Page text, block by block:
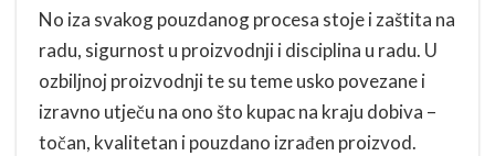
No iza svakog pouzdanog procesa stoje i zaštita na
radu, sigurnost u proizvodnji i disciplina u radu. U
ozbiljnoj proizvodnji te su teme usko povezane i
izravno utječu na ono što kupac na kraju dobiva –
točan, kvalitetan i pouzdano izrađen proizvod.